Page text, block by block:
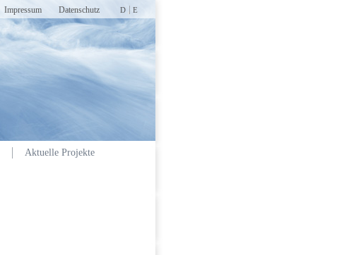
D E
Impressum Datenschutz
Aktuelle Projekte